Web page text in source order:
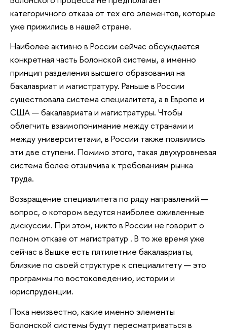
категоричного отказа от тех его элементов, которые
уже прижились в нашей стране.
Наиболее активно в России сейчас обсуждается
конкретная часть Болонской системы, а именно
принцип разделения высшего образования на
бакалавриат и магистратуру. Раньше в России
существовала система специалитета, а в Европе и
США — бакалавриата и магистратуры. Чтобы
облегчить взаимопонимание между странами и
между университетами, в России также появились
эти две ступени. Помимо этого, такая двухуровневая
система более отзывчива к требованиям рынка
труда.
Возвращение специалитета по ряду направлений —
вопрос, о котором ведутся наиболее оживленные
дискуссии. При этом, никто в России не говорит о
полном отказе от магистратур . В то же время уже
сейчас в Вышке есть пятилетние бакалавриаты,
близкие по своей структуре к специалитету — это
программы по востоковедению, истории и
юриспруденции.
Пока неизвестно, какие именно элементы
Болонской системы будут пересматриваться в